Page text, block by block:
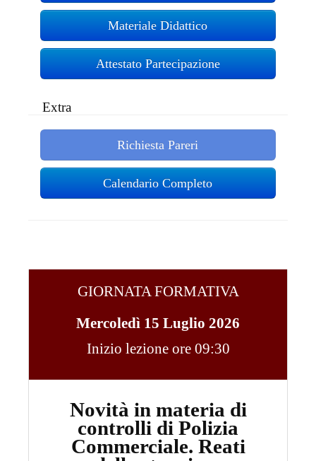
Materiale Didattico
Attestato Partecipazione
Extra
Richiesta Pareri
Calendario Completo
GIORNATA FORMATIVA
Mercoledì 15 Luglio 2026
Inizio lezione ore 09:30
Novità in materia di
controlli di Polizia
Commerciale. Reati